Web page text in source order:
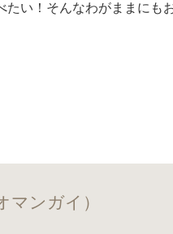
い！そんなわがままにも
ンガイ）